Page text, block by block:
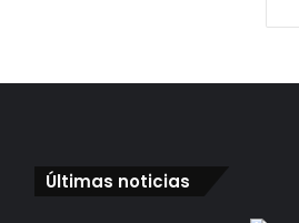
Últimas noticias